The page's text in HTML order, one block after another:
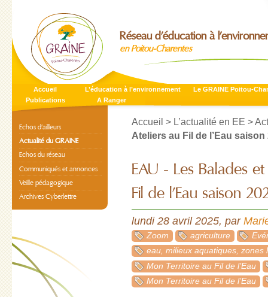
Réseau d’éducation à
en Poitou-Charentes
Accueil L’éducation à l’environnement
Le GRAINE Poitou-
Publications
A Ranger
Accueil > L’actualité en EE >
Ateliers au Fil de l’Eau saison
EAU - Les Balades
Fil de l’Eau saison
lundi 28 avril 2025, par
Zoom agriculture
eau, milieux aquatiques, zones
Mon Territoire au Fil de l’Eau
Mon Territoire au Fil de l’Eau
Echos d’ailleurs
Actualité du GRAINE
Echos du réseau
Communiqués et annonces
Veille pédagogique
Archives Cyberlettre